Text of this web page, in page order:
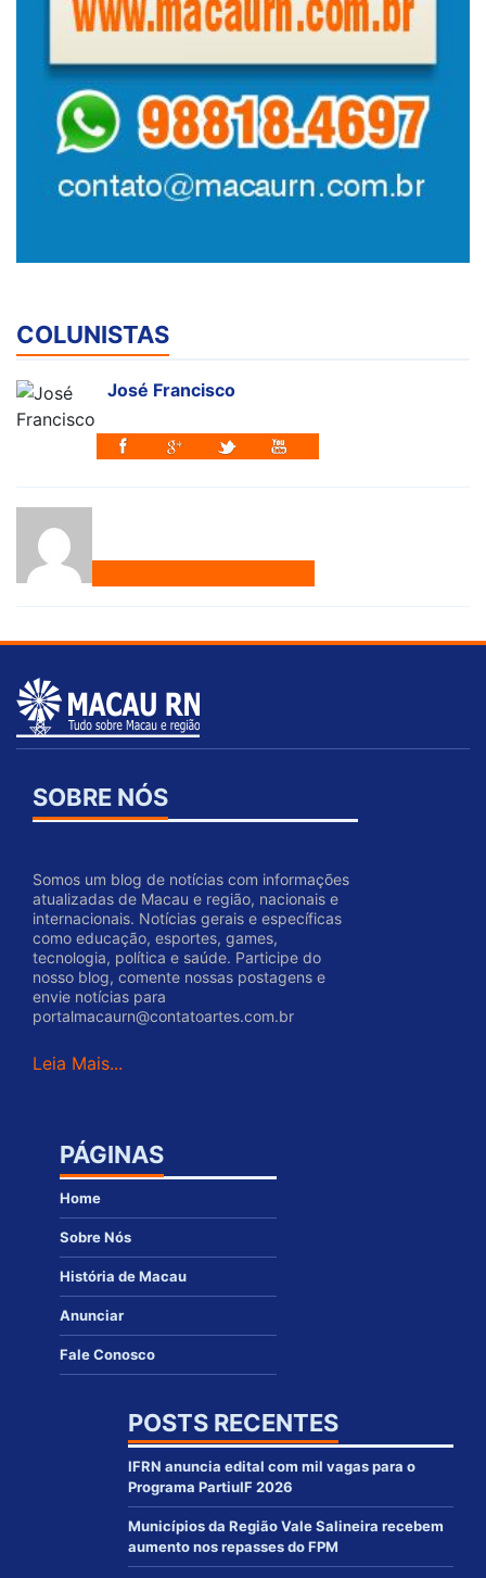
COLUNISTAS
José Francisco
SOBRE NÓS
Somos um blog de notícias com informações
atualizadas de Macau e região, nacionais e
internacionais. Notícias gerais e específicas
como educação, esportes, games,
tecnologia, política e saúde. Participe do
nosso blog, comente nossas postagens e
envie notícias para
portalmacaurn@contatoartes.com.br
Leia Mais...
PÁGINAS
Home
Sobre Nós
História de Macau
Anunciar
Fale Conosco
POSTS RECENTES
IFRN anuncia edital com mil vagas para o
Programa PartiuIF 2026
Municípios da Região Vale Salineira recebem
aumento nos repasses do FPM